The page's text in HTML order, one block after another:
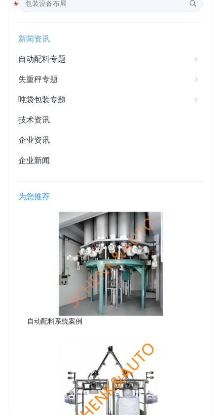
新闻资讯
自动配料专题
失重秤专题
吨袋包装专题
技术资讯
企业资讯
企业新闻
为您推荐
自动配料系统案例